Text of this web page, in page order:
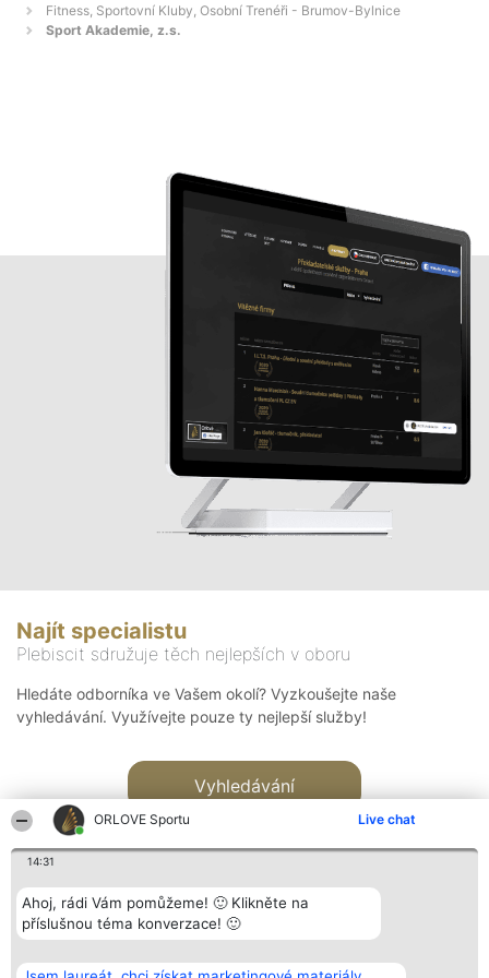
ORLOVE Sportu Live chat
14:31
Ahoj, rádi Vám pomůžeme! 🙂 Klikněte na
příslušnou téma konverzace! 🙂
Fitness, Sportovní Kluby, Osobní Trenéři - Brumov-Bylnice
Sport Akademie, z.s.
Najít specialistu
Plebiscit sdružuje těch nejlepších v oboru
Hledáte odborníka ve Vašem okolí? Vyzkoušejte naše
vyhledávání. Využívejte pouze ty nejlepší služby!
Vyhledávání
Bright Side Solutions sp. z o.
Vítězové
Kontakt